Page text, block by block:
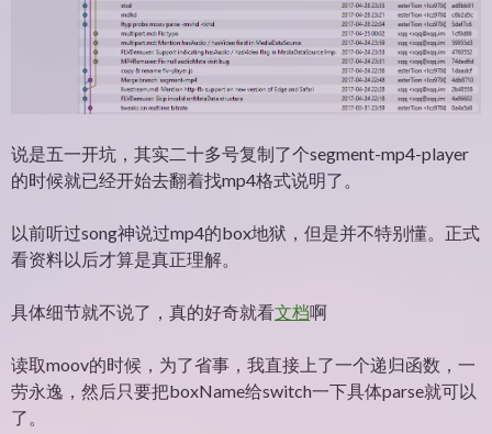
说是五一开坑，其实二十多号复制了个segment-mp4-player
的时候就已经开始去翻着找mp4格式说明了。
以前听过song神说过mp4的box地狱，但是并不特别懂。正式
看资料以后才算是真正理解。
具体细节就不说了，真的好奇就看文档啊
读取moov的时候，为了省事，我直接上了一个递归函数，一
劳永逸，然后只要把boxName给switch一下具体parse就可以
了。